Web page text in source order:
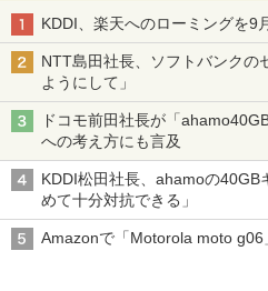
KDDI、楽天へのローミングを9
NTT島田社長、ソフトバンクの
ようにして」
ドコモ前田社長が「
への考え方にも言及
KDDI松田社長、ahamoの40GB
めて十分対抗できる」
Amazonで「Motorola moto